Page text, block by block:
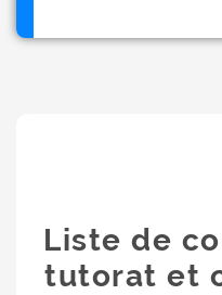
Liste de
tutorat et